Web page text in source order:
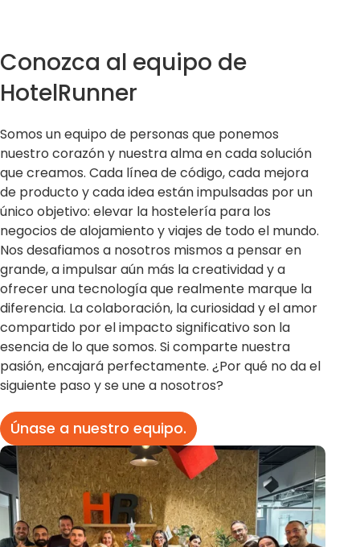
Conozca al equipo de
HotelRunner
Somos un equipo de personas que ponemos
nuestro corazón y nuestra alma en cada solución
que creamos. Cada línea de código, cada mejora
de producto y cada idea están impulsadas por un
único objetivo: elevar la hostelería para los
negocios de alojamiento y viajes de todo el mundo.
Nos desafiamos a nosotros mismos a pensar en
grande, a impulsar aún más la creatividad y a
ofrecer una tecnología que realmente marque la
diferencia. La colaboración, la curiosidad y el amor
compartido por el impacto significativo son la
esencia de lo que somos. Si comparte nuestra
pasión, encajará perfectamente. ¿Por qué no da el
siguiente paso y se une a nosotros?
Únase a nuestro equipo.